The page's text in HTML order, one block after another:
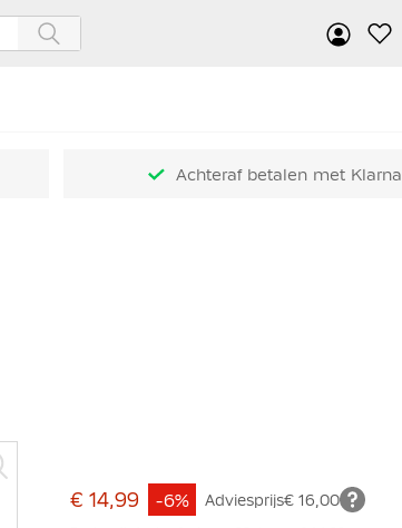
Achteraf betalen met Klarna
€ 14,99 Adviesprijs€ 16,00
-6%